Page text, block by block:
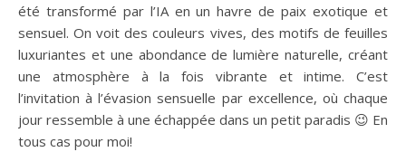
été transformé par l’IA en un havre de paix exotique et
sensuel. On voit des couleurs vives, des motifs de feuilles
luxuriantes et une abondance de lumière naturelle, créant
une atmosphère à la fois vibrante et intime. C’est
l’invitation à l’évasion sensuelle par excellence, où chaque
jour ressemble à une échappée dans un petit paradis 😉 En
tous cas pour moi!